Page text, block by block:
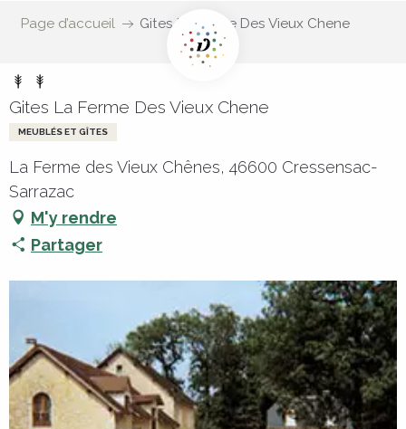
Page d’accueil Gites La Ferme Des Vieux Chene
Gites La Ferme Des Vieux Chene
MEUBLÉS ET GÎTES
La Ferme des Vieux Chênes, 46600 Cressensac-
Sarrazac
M'y rendre
Partager